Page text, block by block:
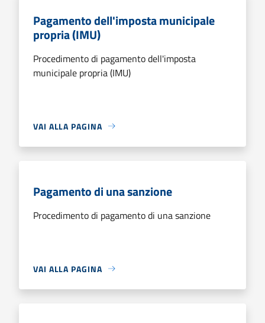
Pagamento dell'imposta municipale
propria (IMU)
Procedimento di pagamento dell'imposta
municipale propria (IMU)
VAI ALLA PAGINA
Pagamento di una sanzione
Procedimento di pagamento di una sanzione
VAI ALLA PAGINA